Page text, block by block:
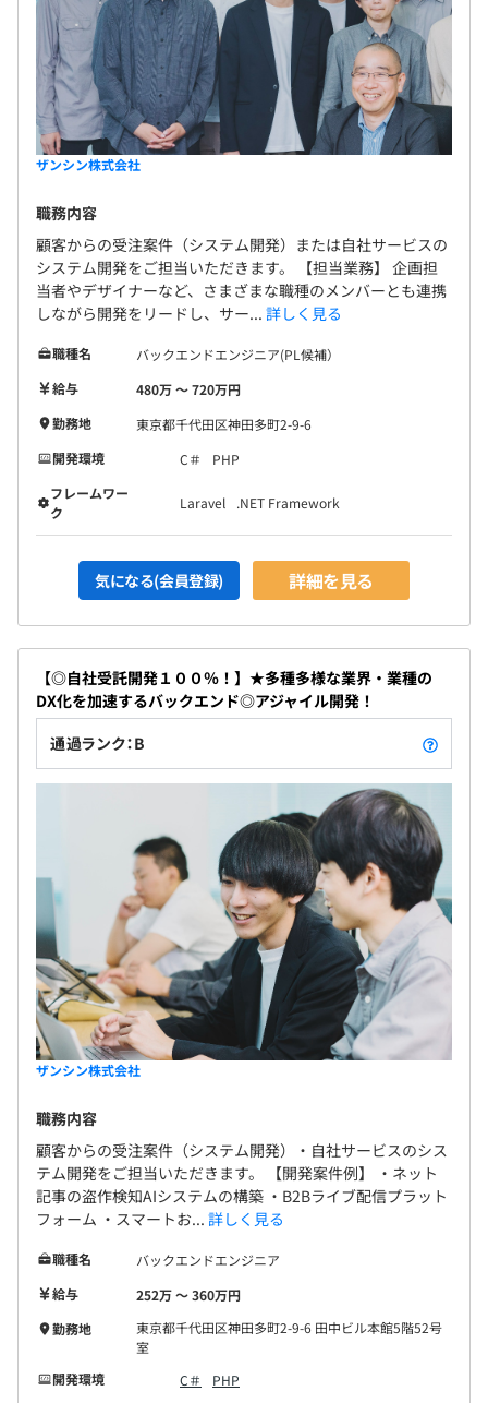
ザンシン株式会社
職務内容
顧客からの受注案件（システム開発）または自社サービスの
システム開発をご担当いただきます。 【担当業務】 企画担
当者やデザイナーなど、さまざまな職種のメンバーとも連携
しながら開発をリードし、サー... 詳しく見る
職種名
バックエンドエンジニア(PL候補）
給与
480万 〜 720万円
勤務地
東京都千代田区神田多町2-9-6
開発環境
C＃
PHP
フレームワー
ク
Laravel .NET Framework
気になる(会員登録) 詳細を見る
【◎自社受託開発１００％！】★多種多様な業界・業種の
DX化を加速するバックエンド◎アジャイル開発！
通過ランク：B
ザンシン株式会社
職務内容
顧客からの受注案件（システム開発）・自社サービスのシス
テム開発をご担当いただきます。 【開発案件例】 ・ネット
記事の盗作検知AIシステムの構築 ・B2Bライブ配信プラット
フォーム ・スマートお... 詳しく見る
職種名
バックエンドエンジニア
給与
252万 〜 360万円
勤務地
東京都千代田区神田多町2-9-6 田中ビル本館5階52号
室
開発環境
C＃
PHP